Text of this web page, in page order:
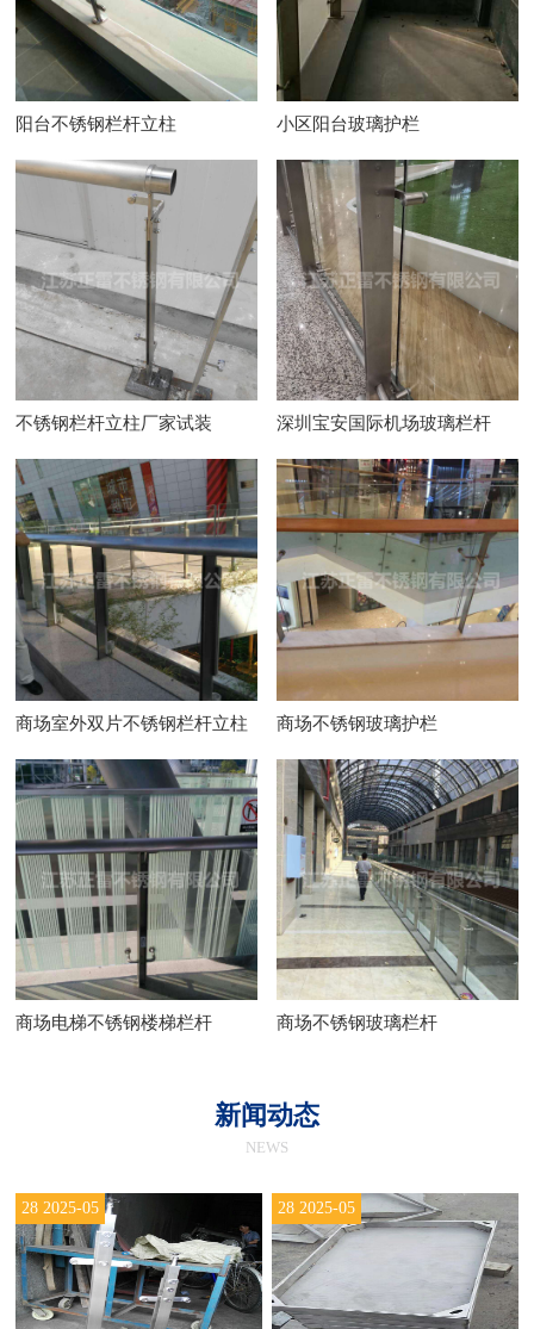
阳台不锈钢栏杆立柱 小区阳台玻璃护栏
不锈钢栏杆立柱厂家试装 深圳宝安国际机场玻璃栏杆
商场室外双片不锈钢栏杆立柱 商场不锈钢玻璃护栏
商场电梯不锈钢楼梯栏杆 商场不锈钢玻璃栏杆
新闻动态
NEWS
28 2025-05 28 2025-05